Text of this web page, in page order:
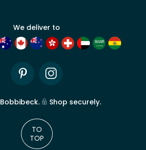
We deliver to
PinterestInstagram
Bobbibeck. Shop securely.
TO
TOP